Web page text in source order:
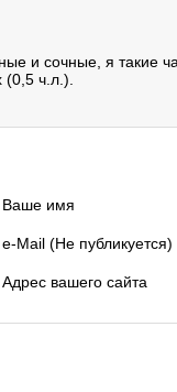
и сочные, я такие
ч.л.).
Ваше имя
e-Mail (Не публикуется)
Адрес вашего сайта